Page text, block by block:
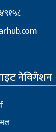
नेविगेशन